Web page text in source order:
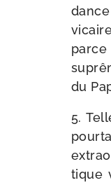
du
5.
tique